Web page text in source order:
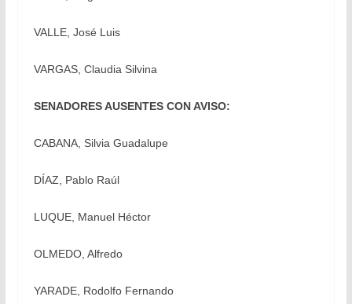
VALLE, José Luis
VARGAS, Claudia Silvina
SENADORES AUSENTES CON AVISO:
CABANA, Silvia Guadalupe
DÍAZ, Pablo Raúl
LUQUE, Manuel Héctor
OLMEDO, Alfredo
YARADE, Rodolfo Fernando